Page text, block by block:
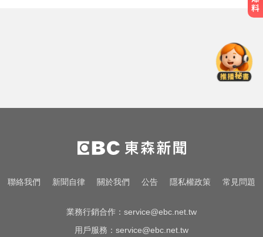
股每日最長交易23小時
台玻夫人挨控冷血母！譚以欣完成
亡夫遺願 107字認了想報復
八點檔女神美照遭放大腳趾！被酸
聯絡我們 新聞自律 關於我們 公告 隱私權政策 常見問題
業務行銷合作： service@ebc.net.tw
用戶服務： service@ebc.net.tw